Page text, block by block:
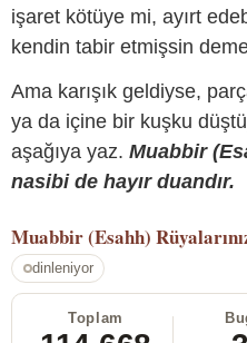
işaret kötüye mi, ayırt
kendin tabir etmişsin
Ama karışık geldiyse,
ya da içine bir kuşku
aşağıya yaz. Muabbir
nasibi de hayır duandır.
Muabbir (Esahh)
dinleniyor
Toplam